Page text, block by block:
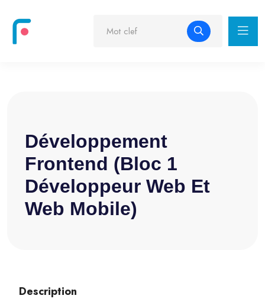
Développement
Frontend (Bloc 1
Développeur Web Et
Web Mobile)
Description